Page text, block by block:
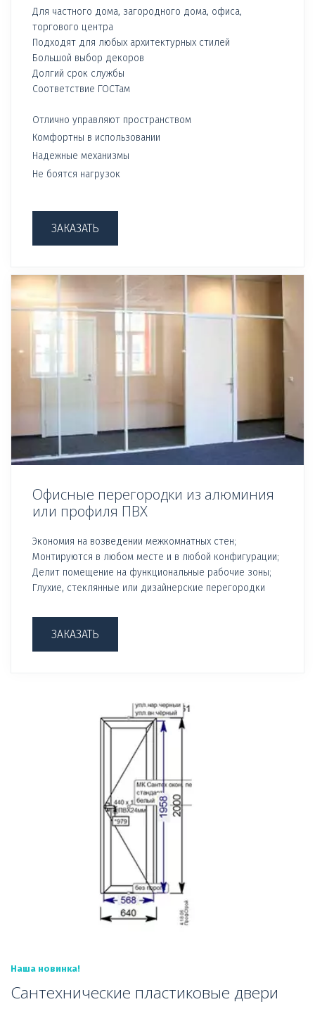
Для частного дома, загородного дома, офиса,
торгового центра
Подходят для любых архитектурных стилей
Большой выбор декоров
Долгий срок службы
Соответствие ГОСТам
Отлично управляют пространством
Комфортны в использовании
Надежные механизмы
Не боятся нагрузок
ЗАКАЗАТЬ
Офисные перегородки из алюминия
или профиля ПВХ
Экономия на возведении межкомнатных стен;
Монтируются в любом месте и в любой конфигурации;
Делит помещение на функциональные рабочие зоны;
Глухие, стеклянные или дизайнерские перегородки
ЗАКАЗАТЬ
Наша новинка!
Сантехнические пластиковые двери